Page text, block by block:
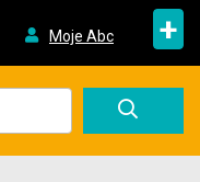
Moje Abc +